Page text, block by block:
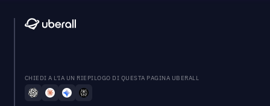
CHIEDI A L'IA UN RIEPILOGO DI QUESTA PAGINA UBERALL